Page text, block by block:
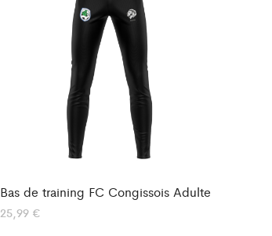
Bas de training FC Congissois Adulte
25,99 €